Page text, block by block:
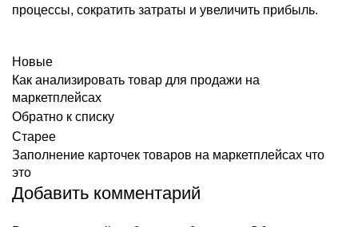
процессы, сократить затраты и увеличить прибыль.
Новые
Как анализировать товар для продажи на
маркетплейсах
Обратно к списку
Старее
Заполнение карточек товаров на маркетплейсах что
это
Добавить комментарий